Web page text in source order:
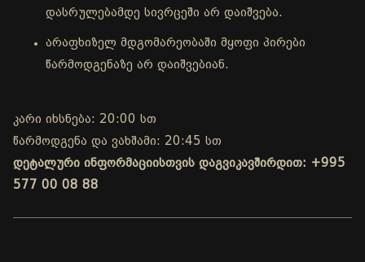
დასრულებამდე სივრცეში არ დაიშვება.
არაფხიზელ მდგომარეობაში მყოფი პირები
წარმოდგენაზე არ დაიშვებიან.
კარი იხსნება: 20:00 სთ
წარმოდგენა და ვახშამი: 20:45 სთ
დეტალური ინფორმაციისთვის დაგვიკავშირდით: +995
577 00 08 88